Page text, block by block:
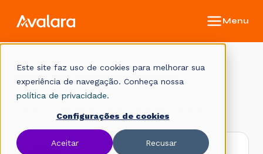
Este site faz uso de cookies para melhorar sua
experiência de navegação. Conheça nossa
política de privacidade.
Configurações de cookies
Aceitar Recusar
Base de conhecimento